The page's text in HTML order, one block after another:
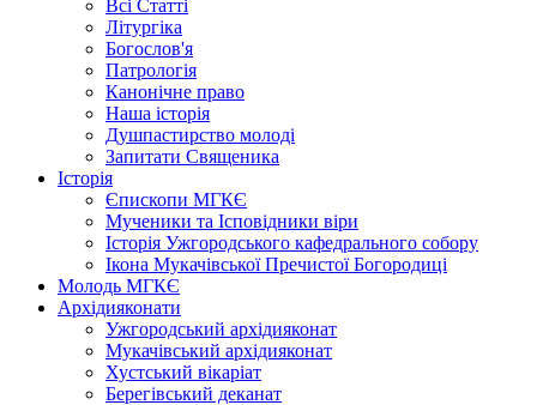
Всі Статті
Літургіка
Богослов'я
Патрологія
Канонічне право
Наша історія
Душпастирство молоді
Запитати Священика
Історія
Єпископи МГКЄ
Мученики та Ісповідники віри
Історія Ужгородського кафедрального собору
Ікона Мукачівської Пречистої Богородиці
Молодь МГКЄ
Архідияконати
Ужгородський архідияконат
Мукачівський архідияконат
Хустський вікаріат
Берегівський деканат